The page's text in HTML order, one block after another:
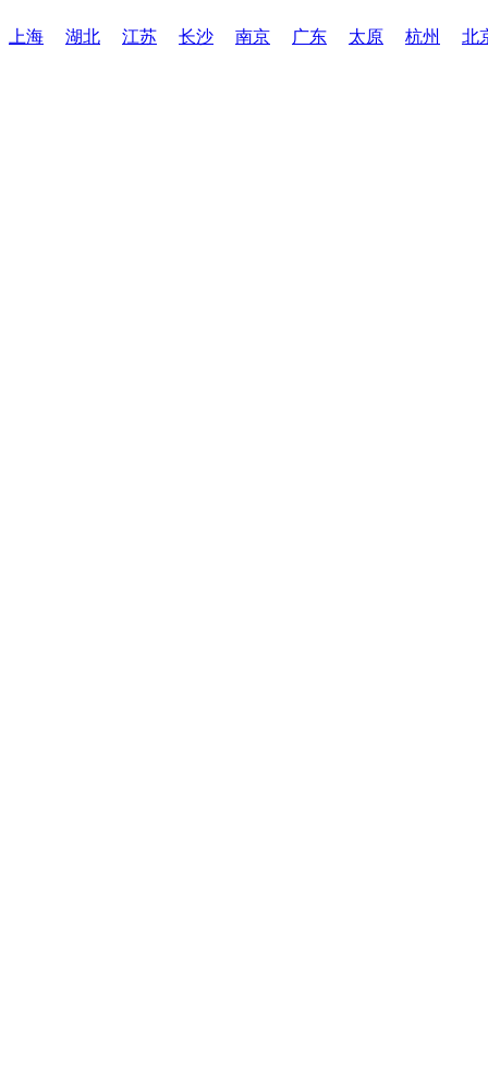
上海 湖北 江苏 长沙 南京 广东 太原 杭州 北